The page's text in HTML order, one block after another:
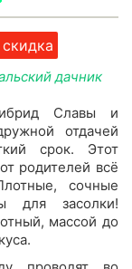
скидка
дачник
Славы и
отдачей
срок. Этот
родителей всё
сочные
для засолки!
массой до